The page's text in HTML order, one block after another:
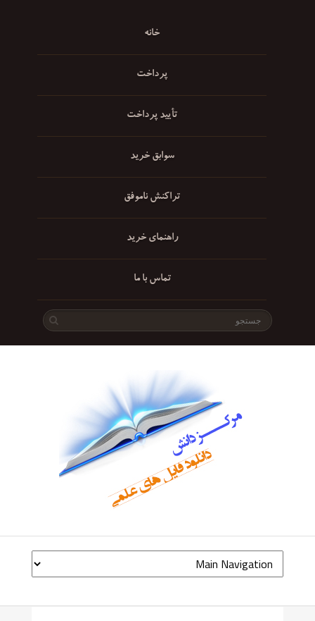
خانه
پرداخت
تأیید پرداخت
سوابق خرید
تراکنش ناموفق
راهنمای خرید
تماس با ما